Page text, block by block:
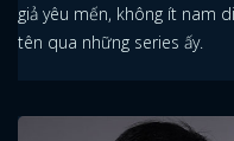
giả yêu mến, không ít nam
tên qua những series ấy.